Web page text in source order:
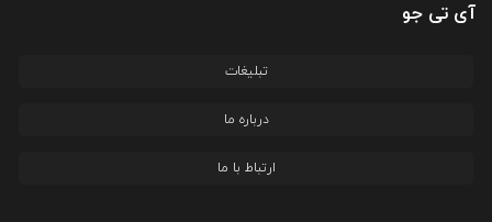
آی تی جو
تبلیغات
درباره ما
ارتباط با ما